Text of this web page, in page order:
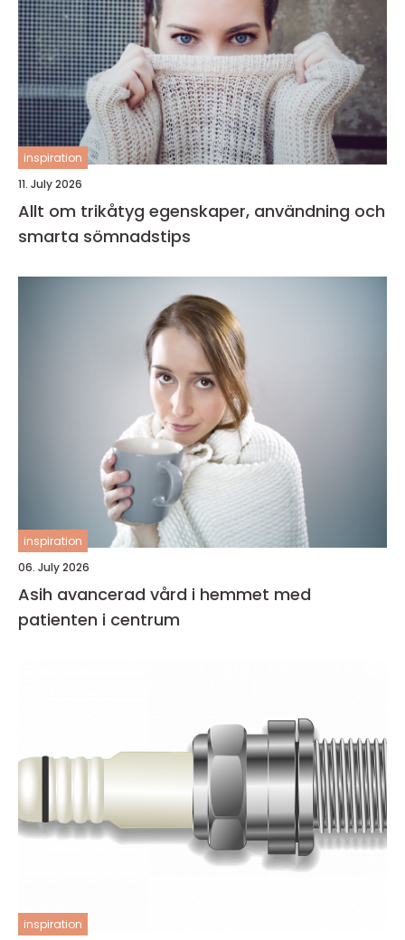
inspiration
11. July 2026
Allt om trikåtyg egenskaper, användning och
smarta sömnadstips
inspiration
06. July 2026
Asih avancerad vård i hemmet med
patienten i centrum
inspiration